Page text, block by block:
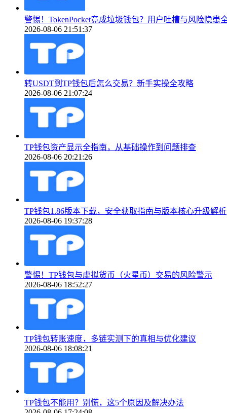
警惕！TokenPocket竟成垃圾钱包？用户吐槽与风险隐患
2026-08-06 21:51:37
转USDT到TP钱包后怎么交易？新手实操全攻略
2026-08-06 21:07:24
TP钱包资产显示全指南，从基础操作到问题排查
2026-08-06 20:21:26
TP钱包1.86版本下载，安全获取指南与版本核心升级解析
2026-08-06 19:37:28
警惕！TP钱包与虚拟货币（火星币）交易的风险警示
2026-08-06 18:52:27
TP钱包转账速度，多链实测下的真相与优化建议
2026-08-06 18:08:21
TP钱包不能用？别慌，这5个原因及解决办法